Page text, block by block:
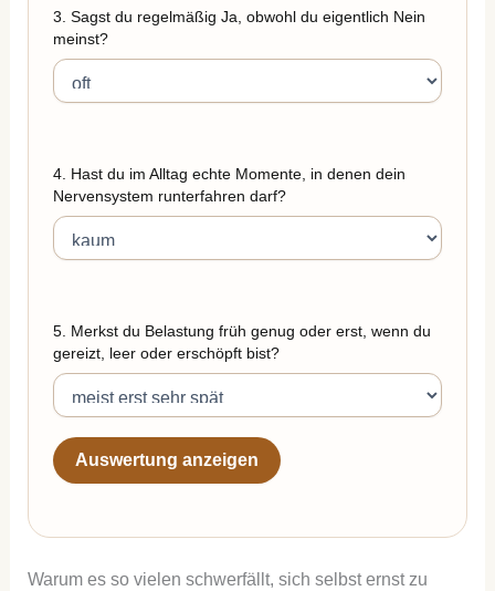
3. Sagst du regelmäßig Ja, obwohl du eigentlich Nein
meinst?
4. Hast du im Alltag echte Momente, in denen dein
Nervensystem runterfahren darf?
5. Merkst du Belastung früh genug oder erst, wenn du
gereizt, leer oder erschöpft bist?
Auswertung anzeigen
Warum es so vielen schwerfällt, sich selbst ernst zu